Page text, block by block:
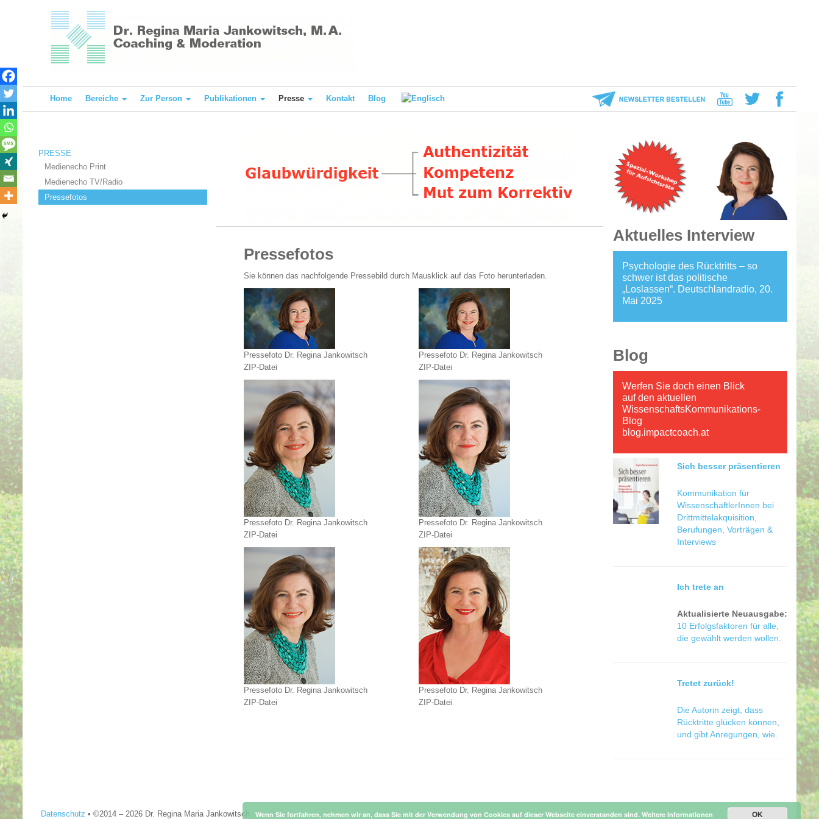
Home Bereiche Zur Person Publikationen Presse Kontakt Blog
PRESSE
Medienecho Print
Medienecho TV/Radio
Pressefotos
Pressefotos
Sie können das nachfolgende Pressebild durch Mausklick auf das Foto herunterladen.
Pressefoto Dr. Regina Jankowitsch
ZIP-Datei
Pressefoto Dr. Regina Jankowitsch
ZIP-Datei
Pressefoto Dr. Regina Jankowitsch
ZIP-Datei
Pressefoto Dr. Regina Jankowitsch
ZIP-Datei
Pressefoto Dr. Regina Jankowitsch
ZIP-Datei
Pressefoto Dr. Regina Jankowitsch
ZIP-Datei
Aktuelles Interview
Psychologie des Rücktritts – so
schwer ist das politische
„Loslassen“. Deutschlandradio, 20.
Mai 2025
Blog
Werfen Sie doch einen Blick
auf den aktuellen
WissenschaftsKommunikations-
Blog
blog.impactcoach.at
Sich besser präsentieren
Kommunikation für
WissenschaftlerInnen bei
Drittmittelakquisition,
Berufungen, Vorträgen &
Interviews
Ich trete an
Aktualisierte Neuausgabe:
10 Erfolgsfaktoren für alle,
die gewählt werden wollen.
Tretet zurück!
Die Autorin zeigt, dass
Rücktritte glücken können,
und gibt Anregungen, wie.
Datenschutz • ©2014 – 2026 Dr. Regina Maria Jankowitsch Wenn Sie fortfahren, nehmen wir an, dass Sie mit der Verwendung von Cookies auf dieser Webseite einverstanden sind. Weitere Informationen OK